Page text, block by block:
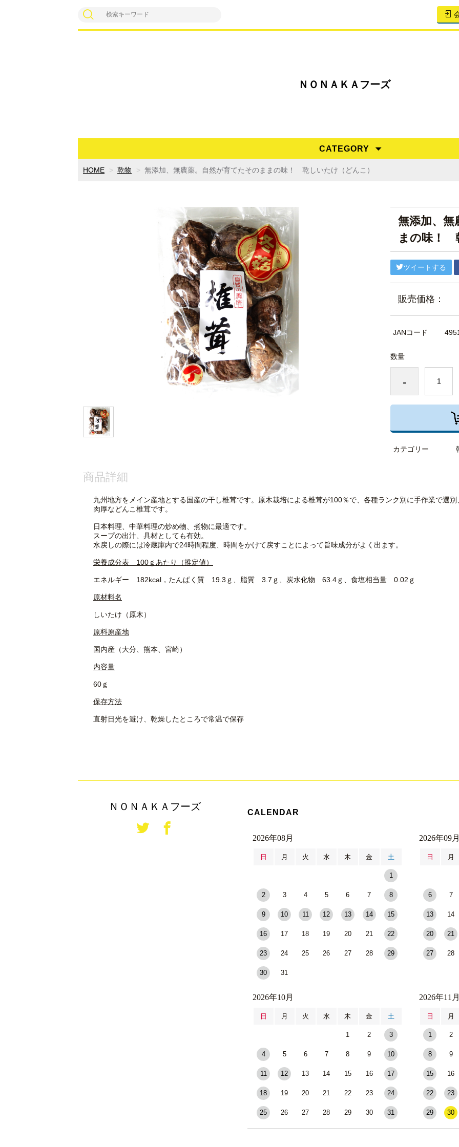
ＮＯＮＡＫＡフーズ
CATEGORY
HOME 乾物 無添加、無農薬。自然が育てたそのままの味！ 乾しいたけ（どんこ）
無添加、無
まの味！
ツイートする
販売価格：
JANコード
数量
-
カテゴリー
商品詳細
九州地方をメイン産地とする国産の干し椎茸です。原木栽培による椎茸が100％で、各種ランク別に手作業で選別
肉厚などんこ椎茸です。
日本料理、中華料理の炒め物、煮物に最適です。
スープの出汁、具材としても有効。
水戻しの際には冷蔵庫内で24時間程度、時間をかけて戻すことによって旨味成分がよく出ます。
栄養成分表 100ｇあたり（推定値）
エネルギー 182kcal，たんぱく質 19.3ｇ、脂質 3.7ｇ、炭水化物 63.4ｇ、食塩相当量 0.02ｇ
原材料名
しいたけ（原木）
原料原産地
国内産（大分、熊本、宮崎）
内容量
60ｇ
保存方法
直射日光を避け、乾燥したところで常温で保存
ＮＯＮＡＫＡフーズ
CALENDAR
2026年08月
日 月 火 水 木 金 土
1
2 3 4 5 6 7 8
9 10 11 12 13 14 15
16 17 18 19 20 21 22
23 24 25 26 27 28 29
30 31
2026年09月
日 月
6 7
13 14
20 21
27 28
2026年10月
日 月 火 水 木 金 土
1 2 3
4 5 6 7 8 9 10
11 12 13 14 15 16 17
18 19 20 21 22 23 24
25 26 27 28 29 30 31
2026年11月
日 月
1 2
8 9
15 16
22 23
29 30